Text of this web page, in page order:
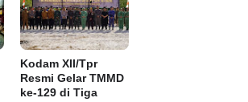
Kodam XII/Tpr
Resmi Gelar TMMD
ke-129 di Tiga